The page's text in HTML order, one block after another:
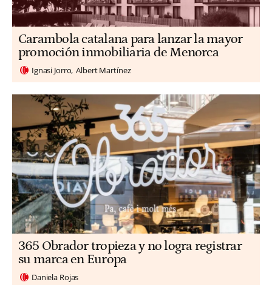
Carambola catalana para lanzar la mayor
promoción inmobiliaria de Menorca
Ignasi Jorro Albert Martínez
365 Obrador tropieza y no logra registrar
su marca en Europa
Daniela Rojas